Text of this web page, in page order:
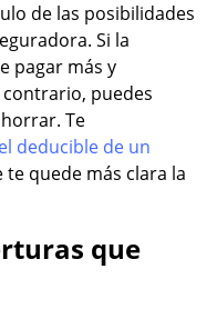
de las posibilidades
Si la
pagar más y
puedes
Te
deducible de un
te quede más clara la
que